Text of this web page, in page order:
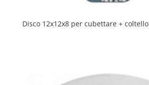
Disco 12x12x8 per cubettare + coltello